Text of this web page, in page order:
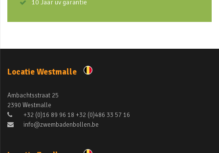
10 Jaar uv garantie
Locatie Westmalle
Ambachtsstraat 25
2390 Westmalle
+32 (0)16 89 96 18 +32 (0)486 33 57 16
info@zwembadenbollen.be